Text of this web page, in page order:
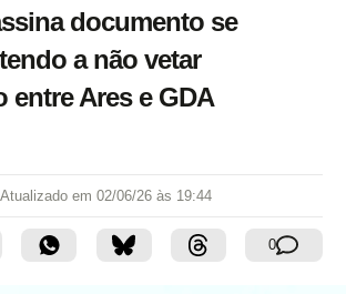
documento se
a não vetar
entre Ares e GDA
em 02/06/26 às 19:44
0